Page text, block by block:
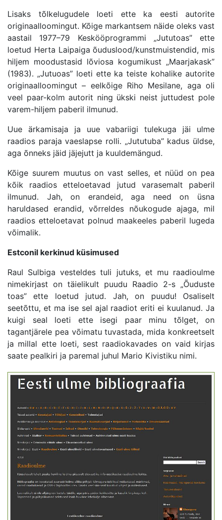
Lisaks tõlkelugudele loeti ette ka eesti autorite
originaalloomingut. Kõige markantsem näide oleks vast
aastail 1977–79 Keskööprogrammi „Jututoas” ette
loetud Herta Laipaiga õuduslood/kunstmuistendid, mis
hiljem moodustasid lõviosa kogumikust „Maarjakask”
(1983). „Jutuoas” loeti ette ka teiste kohalike autorite
originaalloomingut – eelkõige Riho Mesilane, aga oli
veel paar-kolm autorit ning ükski neist juttudest pole
varem-hiljem paberil ilmunud.
Uue ärkamisaja ja uue vabariigi tulekuga jäi ulme
raadios paraja vaeslapse rolli. „Jututuba” kadus üldse,
aga õnneks jäid jäjejutt ja kuuldemängud.
Kõige suurem muutus on vast selles, et nüüd on pea
kõik raadios etteloetavad jutud varasemalt paberil
ilmunud. Jah, on erandeid, aga need on üsna
haruldased erandid, võrreldes nõukogude ajaga, mil
raadios etteloetavat polnud maakeeles paberil lugeda
võimalik.
Estconil kerkinud küsimused
Raul Sulbiga vesteldes tuli jutuks, et mu raadioulme
nimekirjast on täielikult puudu Raadio 2-s „Õuduste
toas” ette loetud jutud. Jah, on puudu! Osaliselt
seetõttu, et ma ise sel ajal raadiot eriti ei kuulanud. Ja
kuigi seal loeti ette isegi paar minu tõlget, on
tagantjärele pea võimatu tuvastada, mida konkreetselt
ja millal ette loeti, sest raadiokavades on vaid kirjas
saate pealkiri ja paremal juhul Mario Kivistiku nimi.